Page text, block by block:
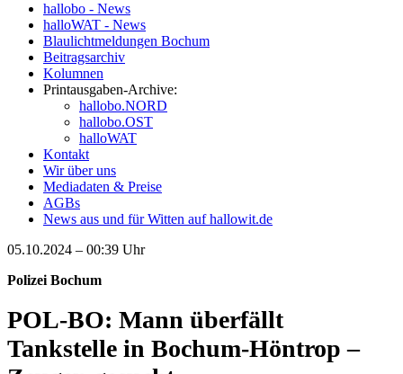
hallobo - News
halloWAT - News
Blaulichtmeldungen Bochum
Beitragsarchiv
Kolumnen
Printausgaben-Archive:
hallobo.NORD
hallobo.OST
halloWAT
Kontakt
Wir über uns
Mediadaten & Preise
AGBs
News aus und für Witten auf hallowit.de
05.10.2024 – 00:39 Uhr
Polizei Bochum
POL-BO: Mann überfällt
Tankstelle in Bochum-Höntrop –